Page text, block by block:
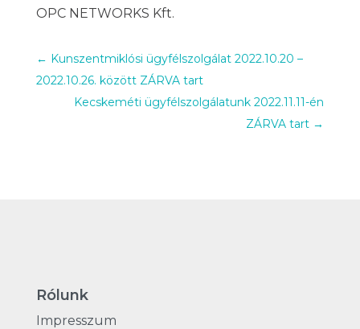
OPC NETWORKS Kft.
← Kunszentmiklósi ügyfélszolgálat 2022.10.20 –
2022.10.26. között ZÁRVA tart
Kecskeméti ügyfélszolgálatunk 2022.11.11-én
ZÁRVA tart →
Rólunk
Impresszum